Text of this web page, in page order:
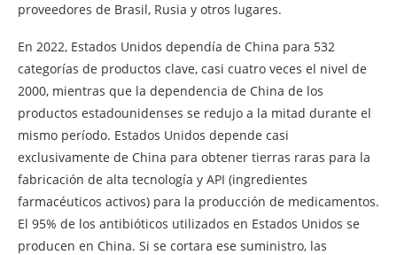
proveedores de Brasil, Rusia y otros lugares.
En 2022, Estados Unidos dependía de China para 532
categorías de productos clave, casi cuatro veces el nivel de
2000, mientras que la dependencia de China de los
productos estadounidenses se redujo a la mitad durante el
mismo período. Estados Unidos depende casi
exclusivamente de China para obtener tierras raras para la
fabricación de alta tecnología y API (ingredientes
farmacéuticos activos) para la producción de medicamentos.
El 95% de los antibióticos utilizados en Estados Unidos se
producen en China. Si se cortara ese suministro, las